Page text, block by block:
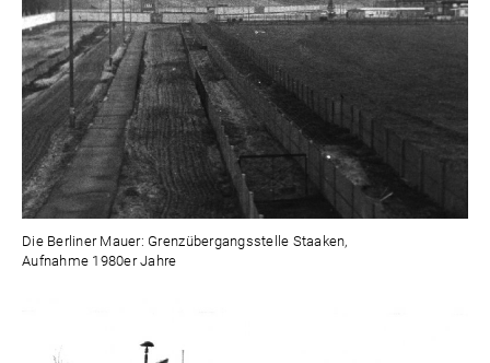
Die Berliner Mauer: Grenzübergangsstelle Staaken,
Aufnahme 1980er Jahre